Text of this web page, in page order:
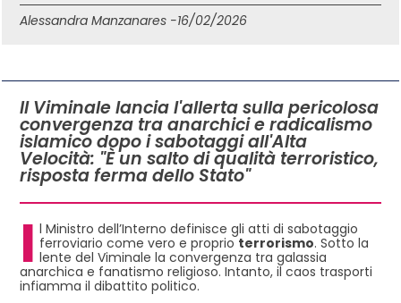
Alessandra Manzanares -16/02/2026
Il Viminale lancia l'allerta sulla pericolosa
convergenza tra anarchici e radicalismo
islamico dopo i sabotaggi all'Alta
Velocità: "È un salto di qualità terroristico,
risposta ferma dello Stato"
I l Ministro dell’Interno definisce gli atti di sabotaggio
ferroviario come vero e proprioterrorismo. Sotto la
lente del Viminale la convergenza tra galassia
anarchica e fanatismo religioso. Intanto, il caos trasporti
infiamma il dibattito politico.